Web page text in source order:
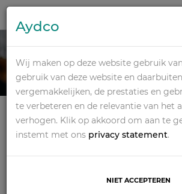
TRAINEE
Deze vacature is
INFORMATIE
VERVALLEN
Onze opdrachtgever is een
organisatie als industriële wasserij. Zij
dienst voor bedrijven die onder
Aydco
Wij maken op deze website gebruik
gebruik van deze website en
vergemakkelijken, de prestaties en
te verbeteren en de relevantie van het
verhogen. Klik op akkoord om aan te
instemt met ons privacy statement.
NIET ACCEPTEREN